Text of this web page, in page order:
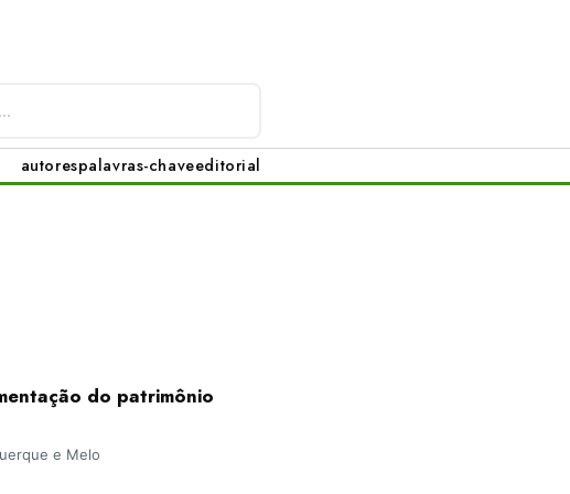
autorespalavras-chaveeditorial
do patrimônio
e Melo